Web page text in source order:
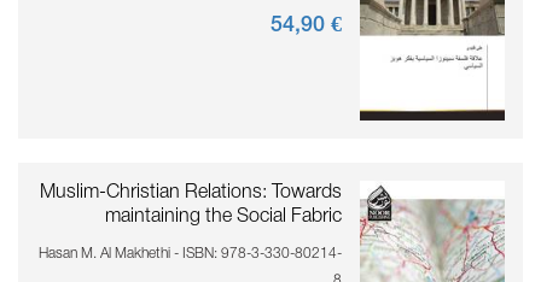
€ 54,
90
Muslim-Christian Relations: Towards
maintaining the Social Fabric
Hasan M. Al Makhethi - ISBN: 978-3-330-80214-